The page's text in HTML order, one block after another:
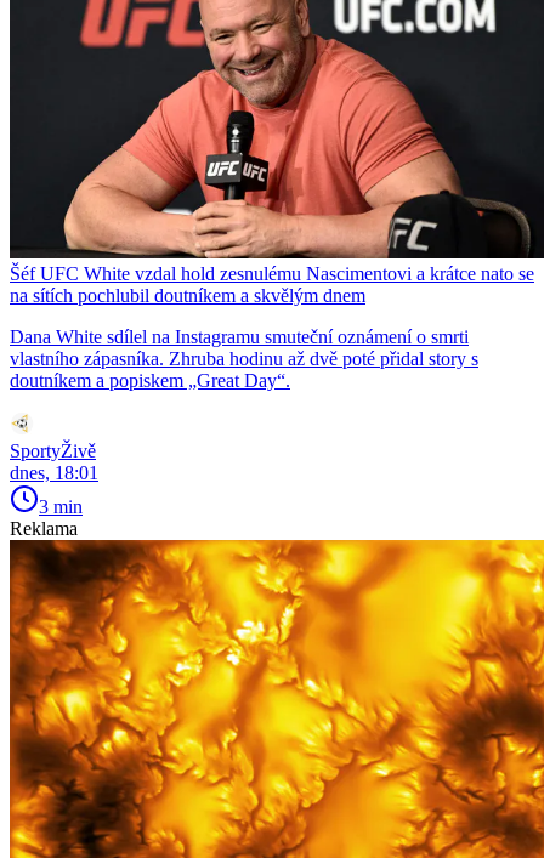
Šéf UFC White vzdal hold zesnulému Nascimentovi a krátce nato se
na sítích pochlubil doutníkem a skvělým dnem
Dana White sdílel na Instagramu smuteční oznámení o smrti
vlastního zápasníka. Zhruba hodinu až dvě poté přidal story s
doutníkem a popiskem „Great Day“.
SportyŽivě
dnes, 18:01
3 min
Reklama